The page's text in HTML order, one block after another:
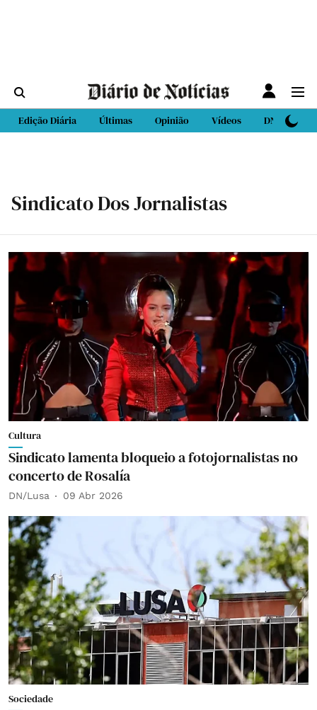
Edição Diária Últimas Opinião Vídeos DN Sport
Sindicato Dos Jornalistas
Cultura
Sindicato lamenta bloqueio a fotojornalistas no
concerto de Rosalía
DN/Lusa 09 Abr 2026
Sociedade